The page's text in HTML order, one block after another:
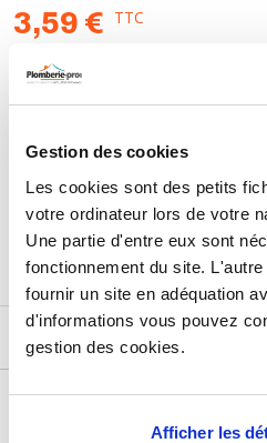
Gestion des cookies
Les cookies sont des petits
votre ordinateur lors de votre
Une partie d'entre eux sont
fonctionnement du site.
fournir un site en adéquation
d'informations vous pouvez
gestion des cookies.
Afficher les
3,59 € TTC
AJOUTER AU
Retours et échanges
En savoir plus
DÉTAILS TECHNIQUES